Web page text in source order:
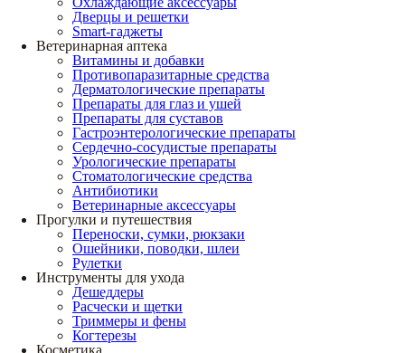
Дверцы и решетки
Smart-гаджеты
Ветеринарная аптека
Витамины и добавки
Противопаразитарные средства
Дерматологические препараты
Препараты для глаз и ушей
Препараты для суставов
Гастроэнтерологические препараты
Сердечно-сосудистые препараты
Урологические препараты
Стоматологические средства
Антибиотики
Ветеринарные аксессуары
Прогулки и путешествия
Переноски, сумки, рюкзаки
Ошейники, поводки, шлеи
Рулетки
Инструменты для ухода
Дешеддеры
Расчески и щетки
Триммеры и фены
Когтерезы
Косметика